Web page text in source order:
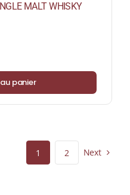
MALT WHISKY
panier
1 2 Next